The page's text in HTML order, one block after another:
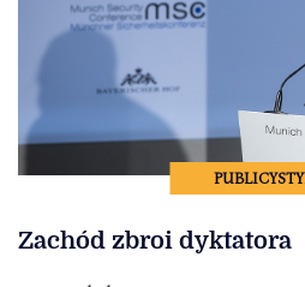
Zachód zbroi dyktatora